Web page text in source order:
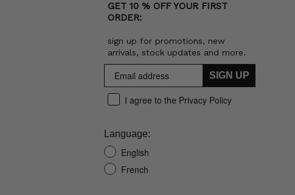
GET 10 % OFF YOUR FIRST
ORDER:
sign up for promotions, new
arrivals, stock updates and more.
SIGN UP
I agree to the Privacy Policy
Language:
English
French